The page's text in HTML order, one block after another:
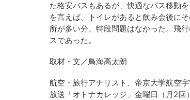
た格安バスもあるが、快適なバス移動
を言えば、トイレがあると飲み会後に
所が多い分、特段問題はなかった。飛
スであった。
取材・文／鳥海高太朗
航空・旅行アナリスト、帝京大学航空
放送「オトナカレッジ」金曜日（月2回